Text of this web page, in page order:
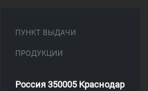
ПУНКТ ВЫДАЧИ
ПРОДУКЦИИ
Россия 350005 Краснодар